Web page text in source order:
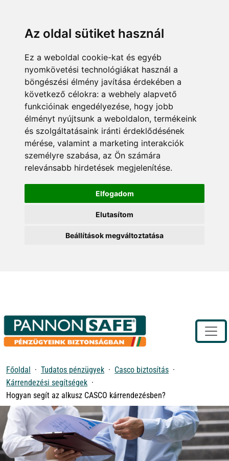
Az oldal sütiket használ
Ez a weboldal cookie-kat és egyéb
nyomkövetési technológiákat használ a
böngészési élmény javítása érdekében a
következő célokra: a webhely alapvető
funkcióinak engedélyezése, hogy jobb
élményt nyújtsunk a weboldalon, termékeink
és szolgáltatásaink iránti érdeklődésének
mérése, valamint a marketing interakciók
személyre szabása, az Ön számára
relevánsabb hirdetések megjelenítése.
Elfogadom
Elutasítom
Beállítások megváltoztatása
+36 70 380 8334 info@pannonsafe.hu
Főoldal Tudatos pénzügyek
Casco biztosítás
Kárrendezési segítségek
Hogyan segít az alkusz CASCO kárrendezésben?